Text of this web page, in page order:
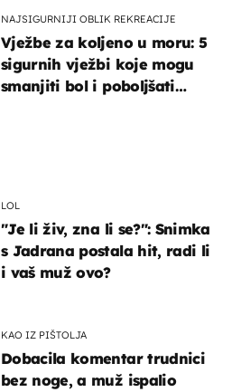
LOL
"Je li živ, zna li se?": Snimka
s Jadrana postala hit, radi li
i vaš muž ovo?
KAO IZ PIŠTOLJA
Dobacila komentar trudnici
bez noge, a muž ispalio
NAJSIGURNIJI OBLIK REKREACIJE
Vježbe za koljeno u moru: 5
sigurnih vježbi koje mogu
smanjiti bol i poboljšati